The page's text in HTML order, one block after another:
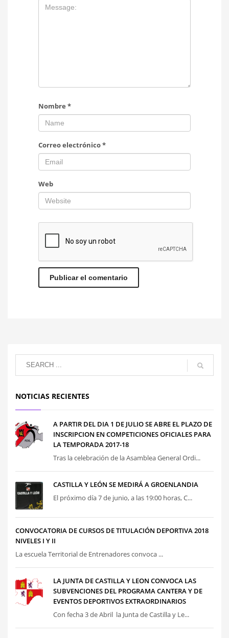
Nombre *
Correo electrónico*
Web
NOTICIAS RECIENTES
A PARTIR DEL DIA 1 DE JULIO SE ABRE EL PLAZO DE
INSCRIPCION EN COMPETICIONES OFICIALES PARA
LA TEMPORADA 2017-18
Tras la celebración de la Asamblea General Ordi...
CASTILLA Y LEÓN SE MEDIRÁ A GROENLANDIA
El próximo día 7 de junio, a las 19:00 horas, C...
CONVOCATORIA DE CURSOS DE TITULACIÓN DEPORTIVA 2018
NIVELES I Y II
La escuela Territorial de Entrenadores convoca ...
LA JUNTA DE CASTILLA Y LEON CONVOCA LAS
SUBVENCIONES DEL PROGRAMA CANTERA Y DE
EVENTOS DEPORTIVOS EXTRAORDINARIOS
Con fecha 3 de Abril la Junta de Castilla y Le...